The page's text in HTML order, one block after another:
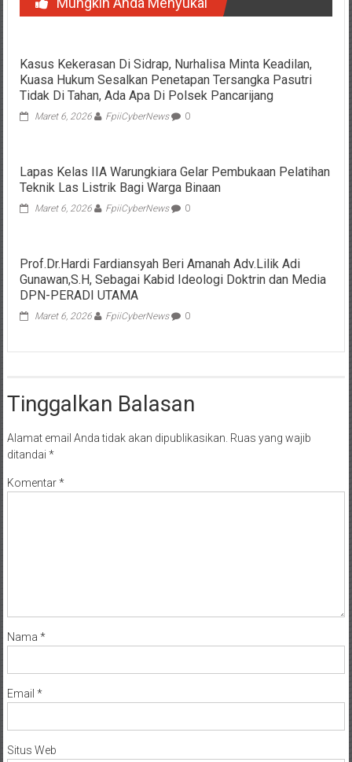
Kasus Kekerasan Di Sidrap, Nurhalisa Minta Keadilan,
Kuasa Hukum Sesalkan Penetapan Tersangka Pasutri
Tidak Di Tahan, Ada Apa Di Polsek Pancarijang
Maret 6, 2026 FpiiCyberNews 0
Lapas Kelas IIA Warungkiara Gelar Pembukaan Pelatihan
Teknik Las Listrik Bagi Warga Binaan
Maret 6, 2026 FpiiCyberNews 0
Prof.Dr.Hardi Fardiansyah Beri Amanah Adv.Lilik Adi
Gunawan,S.H, Sebagai Kabid Ideologi Doktrin dan Media
DPN-PERADI UTAMA
Maret 6, 2026 FpiiCyberNews 0
Tinggalkan Balasan
Alamat email Anda tidak akan dipublikasikan. Ruas yang wajib
ditandai *
Komentar*
Nama *
Email *
Situs Web